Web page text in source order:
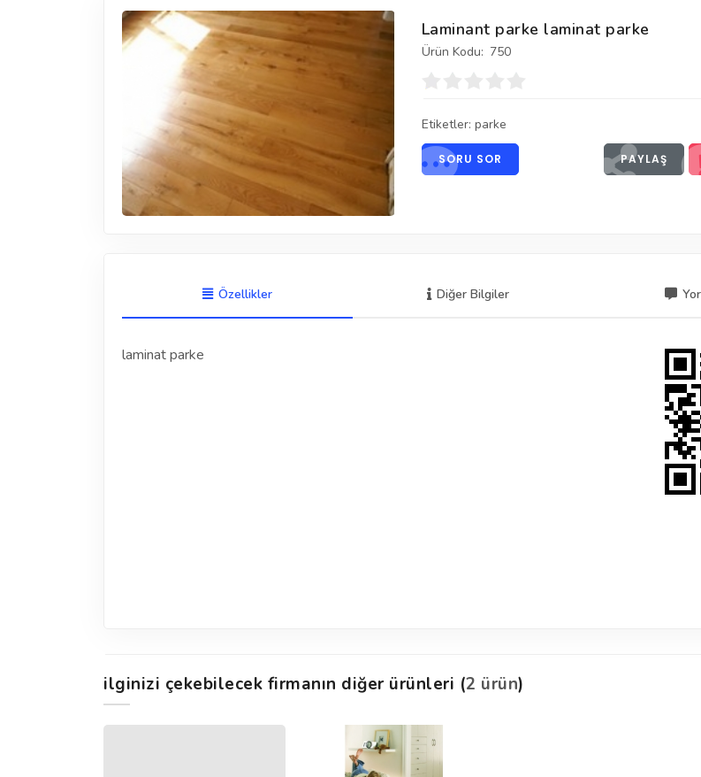
Laminant parke laminat parke
Ürün Kodu: 750
Etiketler: parke
SORU SOR PAYLAŞ
Özellikler Diğer Bilgiler
laminat parke
ilginizi çekebilecek firmanın diğer ürünleri (2 ürün)